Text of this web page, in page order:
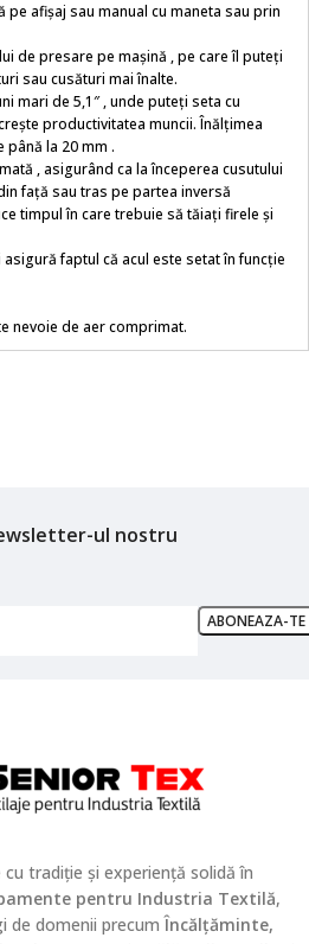
afișaj sau manual cu maneta sau prin
de presare pe mașină , pe care îl puteți
sau cusături mai înalte.
mari de 5,1″ , unde puteți seta cu
productivitatea muncii. Înălțimea
la 20 mm .
, asigurând ca la începerea cusutului
față sau tras pe partea inversă
timpul în care trebuie să tăiați firele și
faptul că acul este setat în funcție
nevoie de aer comprimat.
ul nostru
tradiție și experiență solidă în
pentru Industria Textilă,
de domenii precum Încălțăminte,